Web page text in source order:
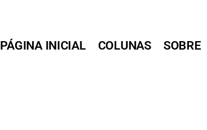
PÁGINA INICIAL COLUNAS SOBRE